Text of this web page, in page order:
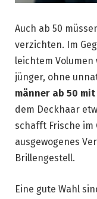
Auch ab 50
verzichten. Im
leichtem
jünger, ohne
männer ab 50
dem Deckhaar
schafft Frische im
ausgewogenes
Brillengestell.
Eine gute Wahl